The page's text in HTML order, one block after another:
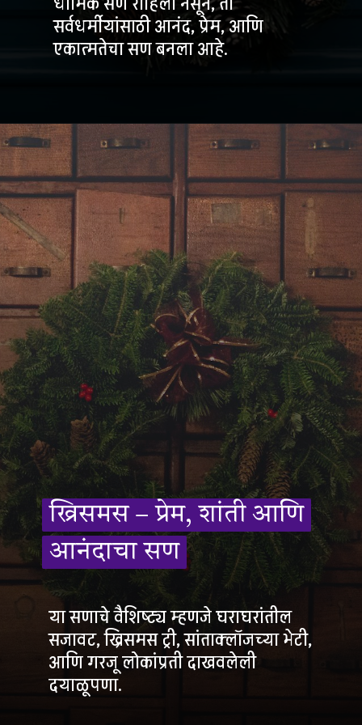
सर्वधर्मीयांसाठी आनंद, प्रेम, आणि
एकात्मतेचा सण बनला आहे.
ख्रिसमस – प्रेम, शांती आणि
आनंदाचा सण
ख्रिसमस – प्रेम, शांती आणि
आनंदाचा सण
या सणाचे वैशिष्ट्य म्हणजे घराघरांतील
सजावट, ख्रिसमस ट्री, सांताक्लॉजच्या भेटी,
आणि गरजू लोकांप्रती दाखवलेली
दयाळूपणा.